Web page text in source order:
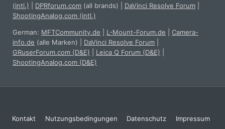
(intl.)
DPRforum.com (all brands) DaVinci Resolve Forum
ShootingAnalog.com (intl.)
German: MFTCommunity.de L-Mount-Forum.de
Camera-
info.de (alle Marken) DaVinci Resolve Forum
GRuserForum.com (D&E)
Leica Q Forum (D&E)
ShootingAnalog.com (D&E)
Kontakt Nutzungsbedingungen Datenschutz Impressum